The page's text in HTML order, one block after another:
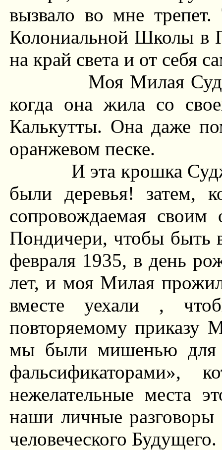
вызвало во мне
Колониальной Школы в
на край света и от себя
Моя Милая
когда она жила со
Калькутты. Она даже
оранжевом песке.
И эта крошка
были деревья! затем,
сопровождаемая
Пондичери, чтобы
февраля 1935, в день
лет, и моя Милая
вместе уехали ,
повторяемому приказу
мы были мишенью для
фальсификаторами»,
нежелательные места
наши личные
человеческого Будущего.